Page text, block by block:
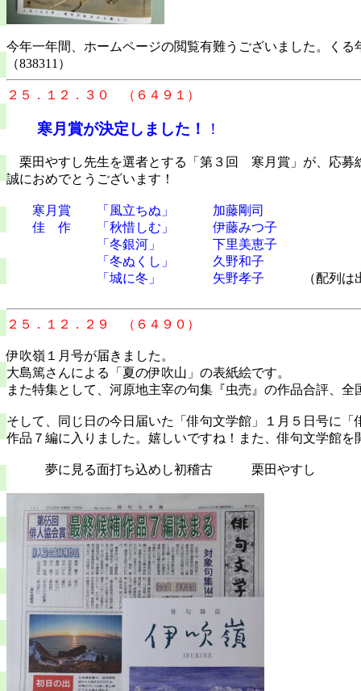
今年一年間、ホームページの閲覧有難うございました。く
（838311）
２５．１２．３０ （６４９１）
寒月賞が決定しました！ ！
栗田やすし先生を選者とする「第３回 寒月賞」が、応募
誠におめでとうございます！
寒月賞 「風立ちぬ」 加藤剛司
佳 作 「秋惜しむ」 伊藤みつ子
「冬銀河」 下里美恵子
「冬ぬくし」 久野和子
「城に冬」 矢野孝子 （配列は出
２５．１２．２９ （６４９０）
伊吹嶺１月号が届きました。
大島篤さんによる「夏の伊吹山」の表紙絵です。
また特集として、河原地主宰の句集『虫売』の作品合評、
そして、同じ日の今日届いた「俳句文学館」１月５日号に
作品７編に入りました。嬉しいですね！また、俳句文学館
夢に見る面打ち込めし初稽古 栗田やすし